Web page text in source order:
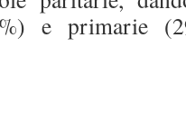
e primarie